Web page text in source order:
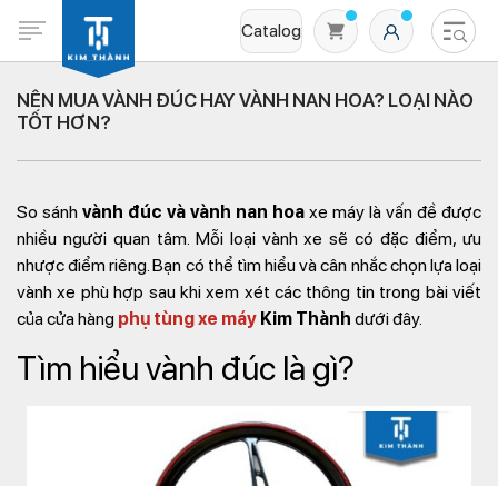
Catalog
Không có sản phẩm nào trong giỏ hàng
NÊN MUA VÀNH ĐÚC HAY VÀNH NAN HOA? LOẠI NÀO
TỐT HƠN?
So sánh vành đúc và vành nan hoa xe máy là vấn đề được
nhiều người quan tâm. Mỗi loại vành xe sẽ có đặc điểm, ưu
nhược điểm riêng. Bạn có thể tìm hiểu và cân nhắc chọn lựa loại
vành xe phù hợp sau khi xem xét các thông tin trong bài viết
của cửa hàng phụ tùng xe máy Kim Thành dưới đây.
Tìm hiểu vành đúc là gì?